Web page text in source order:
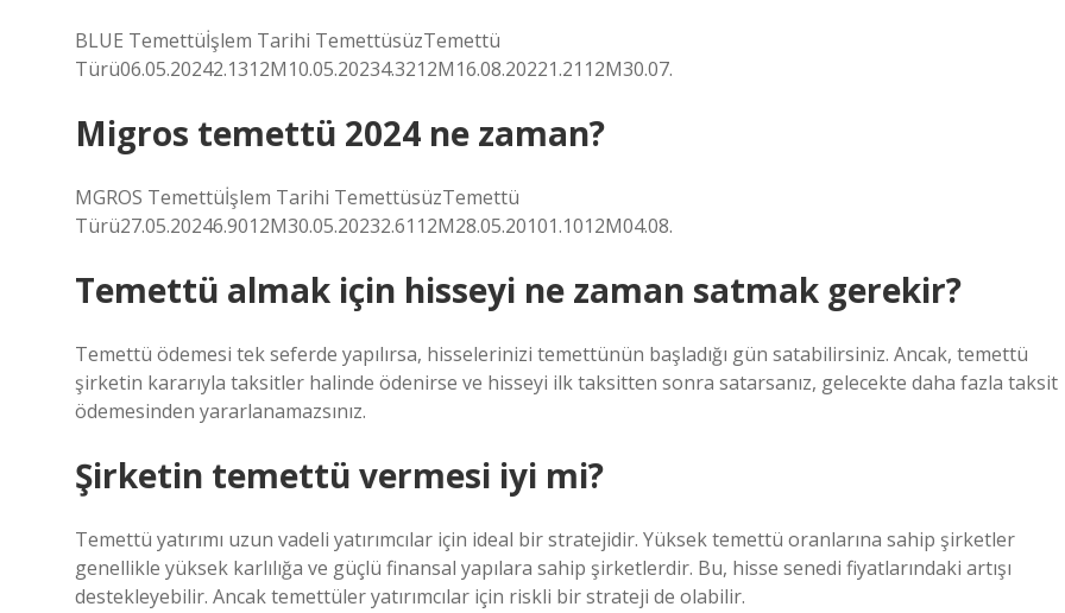
BLUE Temettüİşlem Tarihi TemettüsüzTemettü
Türü06.05.20242.1312M10.05.20234.3212M16.08.20221.2112M30.07.
Migros temettü 2024 ne zaman?
MGROS Temettüİşlem Tarihi TemettüsüzTemettü
Türü27.05.20246.9012M30.05.20232.6112M28.05.20101.1012M04.08.
Temettü almak için hisseyi ne zaman satmak gerekir?
Temettü ödemesi tek seferde yapılırsa, hisselerinizi temettünün başladığı gün satabilirsiniz. Ancak, temettü
şirketin kararıyla taksitler halinde ödenirse ve hisseyi ilk taksitten sonra satarsanız, gelecekte daha fazla taksit
ödemesinden yararlanamazsınız.
Şirketin temettü vermesi iyi mi?
Temettü yatırımı uzun vadeli yatırımcılar için ideal bir stratejidir. Yüksek temettü oranlarına sahip şirketler
genellikle yüksek karlılığa ve güçlü finansal yapılara sahip şirketlerdir. Bu, hisse senedi fiyatlarındaki artışı
destekleyebilir. Ancak temettüler yatırımcılar için riskli bir strateji de olabilir.